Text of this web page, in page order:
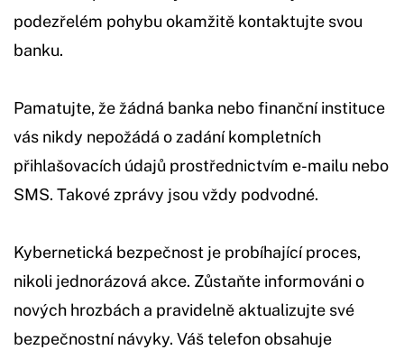
podezřelém pohybu okamžitě kontaktujte svou
banku.
Pamatujte, že žádná banka nebo finanční instituce
vás nikdy nepožádá o zadání kompletních
přihlašovacích údajů prostřednictvím e-mailu nebo
SMS. Takové zprávy jsou vždy podvodné.
Kybernetická bezpečnost je probíhající proces,
nikoli jednorázová akce. Zůstaňte informováni o
nových hrozbách a pravidelně aktualizujte své
bezpečnostní návyky. Váš telefon obsahuje